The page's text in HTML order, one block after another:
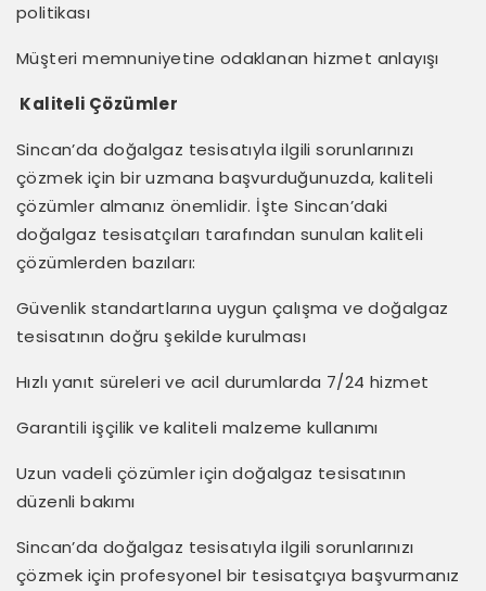
politikası
Müşteri memnuniyetine odaklanan hizmet anlayışı
Kaliteli Çözümler
Sincan’da doğalgaz tesisatıyla ilgili sorunlarınızı
çözmek için bir uzmana başvurduğunuzda, kaliteli
çözümler almanız önemlidir. İşte Sincan’daki
doğalgaz tesisatçıları tarafından sunulan kaliteli
çözümlerden bazıları:
Güvenlik standartlarına uygun çalışma ve doğalgaz
tesisatının doğru şekilde kurulması
Hızlı yanıt süreleri ve acil durumlarda 7/24 hizmet
Garantili işçilik ve kaliteli malzeme kullanımı
Uzun vadeli çözümler için doğalgaz tesisatının
düzenli bakımı
Sincan’da doğalgaz tesisatıyla ilgili sorunlarınızı
çözmek için profesyonel bir tesisatçıya başvurmanız